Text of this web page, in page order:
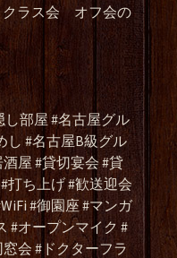
ラス会 オフ会の
部屋 #名古屋グル
し #名古屋B級グル
屋 #貸切宴会 #貸
打ち上げ #歓送迎会
#御園座 #マンガ
#オープンマイク #
会 #ドクターフラ